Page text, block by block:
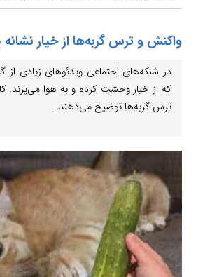
واکنش و ترس گربه‌ها از خیار
در شبکه‌های اجتماعی ویدئوهای زیادی از
که از خیار وحشت کرده و به هوا می‌پرند.
ترس گربه‌ها توضیح می‌دهند.